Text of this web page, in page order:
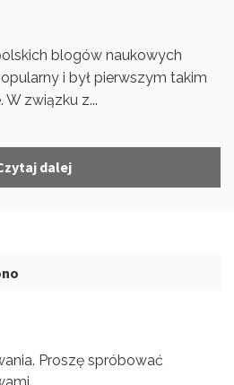
blogów naukowych
i był pierwszym takim
związku z...
dalej
Proszę spróbować